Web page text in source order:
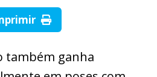
também ganha